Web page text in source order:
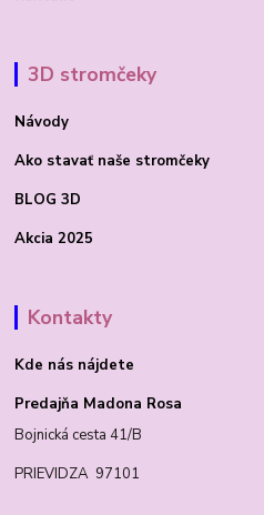
3D stromčeky
Návody
Ako stavať naše stromčeky
BLOG 3D
Akcia 2025
Kontakty
Kde nás nájdete
Predajňa Madona Rosa
Bojnická cesta 41/B
PRIEVIDZA 97101